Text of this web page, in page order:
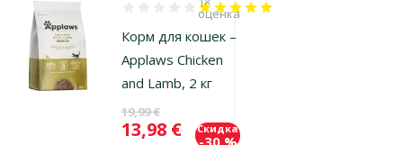
Корм для кошек –
Applaws Chicken
and Lamb, 2 кг
Оценка 100%, количество оценок: 1
оценка
Исходная цена
19,99 €
Цена
13,98 € Скидка